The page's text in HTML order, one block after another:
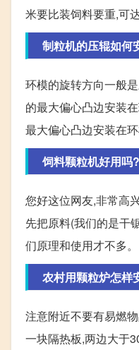
米要比装饲料要重,可
制粒机的压辊如何
环模的旋转方向一般
的最大偏心凸边安装
最大偏心凸边安装在
饲料颗粒机好用吗?
您好这位网友,非常高
先把原料(我们的是干
们原理和使用才不多
农村用颗粒炉怎样
注意附近不要有易燃
一块隔热板,两边大于